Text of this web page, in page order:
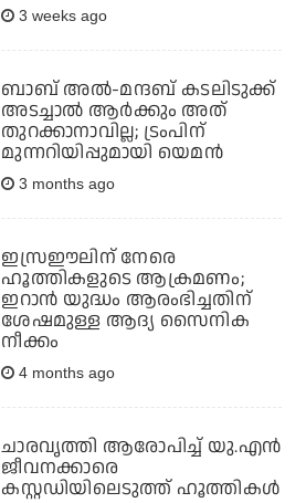
3 weeks ago
ബാബ് അല്‍-മന്ദബ് കടലിടുക്ക്
അടച്ചാല്‍ ആര്‍ക്കും അത്
തുറക്കാനാവില്ല; ട്രംപിന്
മുന്നറിയിപ്പുമായി യെമന്‍
3 months ago
ഇസ്രഈലിന് നേരെ
ഹൂത്തികളുടെ ആക്രമണം;
ഇറാന്‍ യുദ്ധം ആരംഭിച്ചതിന്
ശേഷമുള്ള ആദ്യ സൈനിക
നീക്കം
4 months ago
ചാരവൃത്തി ആരോപിച്ച് യു.എന്‍
ജീവനക്കാരെ
കസ്റ്റഡിയിലെടുത്ത് ഹൂത്തികള്‍